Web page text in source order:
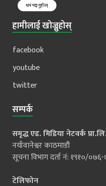
थप पढ्नुहोस्
हामीलाई खोज्नुहोस्
facebook
youtube
twitter
सम्पर्क
समृद्ध एड. मिडिया नेटवर्क प्रा.लि.
नयाँवानेश्वर काठमाडौं
सूचना विभाग दर्ता नं: १९१०/
टेलिफोन